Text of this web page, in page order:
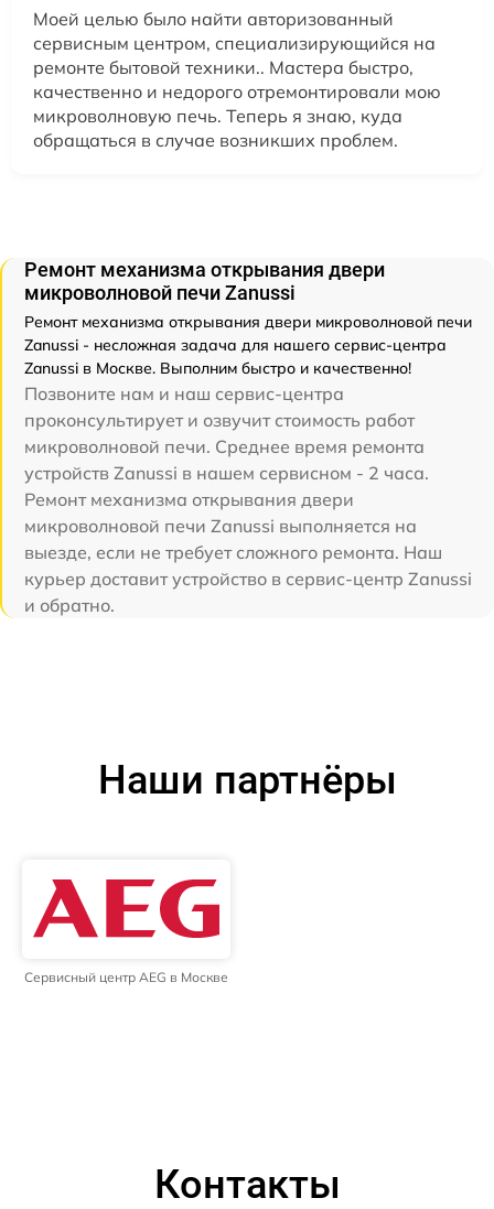
Моей целью было найти авторизованный
сервисным центром, специализирующийся на
ремонте бытовой техники.. Мастера быстро,
качественно и недорого отремонтировали мою
микроволновую печь. Теперь я знаю, куда
обращаться в случае возникших проблем.
Ремонт механизма открывания двери
микроволновой печи Zanussi
Ремонт механизма открывания двери микроволновой печи
Zanussi - несложная задача для нашего сервис-центра
Zanussi в Москве. Выполним быстро и качественно!
Позвоните нам и наш сервис-центра
проконсультирует и озвучит стоимость работ
микроволновой печи. Среднее время ремонта
устройств Zanussi в нашем сервисном - 2 часа.
Ремонт механизма открывания двери
микроволновой печи Zanussi выполняется на
выезде, если не требует сложного ремонта. Наш
курьер доставит устройство в сервис-центр Zanussi
и обратно.
Наши партнёры
Сервисный центр AEG в Москве
Контакты